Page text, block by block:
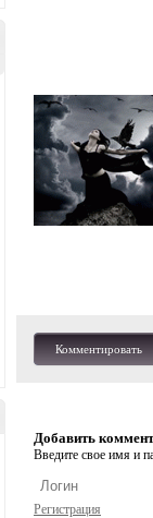
Комментировать
Добавить
Введите свое имя и
Регистрация